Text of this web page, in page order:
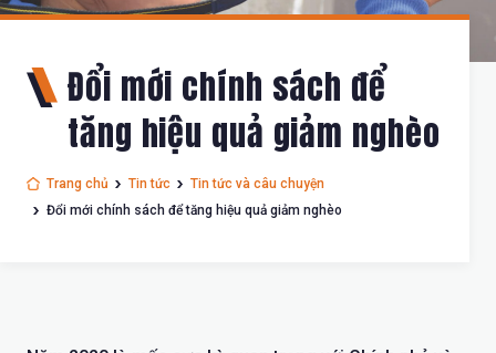
Đổi mới chính sách để
tăng hiệu quả giảm nghèo
Trang chủ Tin tức
Tin tức và câu chuyện
Đổi mới chính sách để tăng hiệu quả giảm nghèo